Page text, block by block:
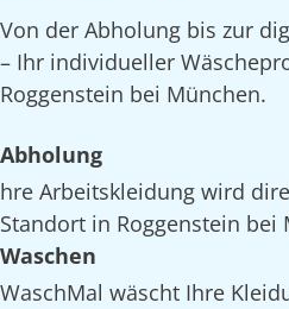
Von der Abholung bis zur
– Ihr individueller
Roggenstein bei München.
Abholung
hre Arbeitskleidung wird
Standort in Roggenstein bei
Waschen
WaschMal wäscht Ihre